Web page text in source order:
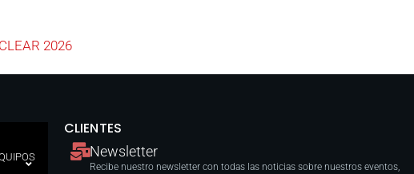
2026
CLIENTES
Newsletter
Recibe nuestro newsletter con todas las noticias sobre nuestros eventos,